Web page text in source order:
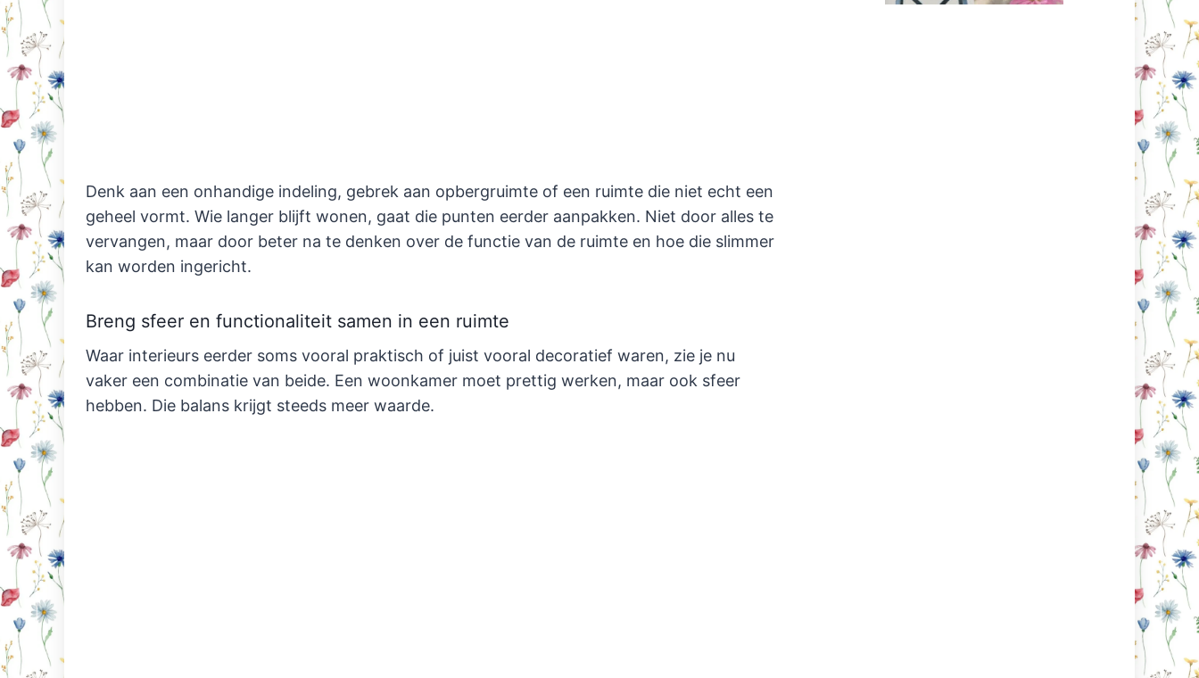
Denk aan een onhandige indeling, gebrek aan opbergruimte of een ruimte die niet echt een
geheel vormt. Wie langer blijft wonen, gaat die punten eerder aanpakken. Niet door alles te
vervangen, maar door beter na te denken over de functie van de ruimte en hoe die slimmer
kan worden ingericht.
Breng sfeer en functionaliteit samen in een ruimte
Waar interieurs eerder soms vooral praktisch of juist vooral decoratief waren, zie je nu
vaker een combinatie van beide. Een woonkamer moet prettig werken, maar ook sfeer
hebben. Die balans krijgt steeds meer waarde.